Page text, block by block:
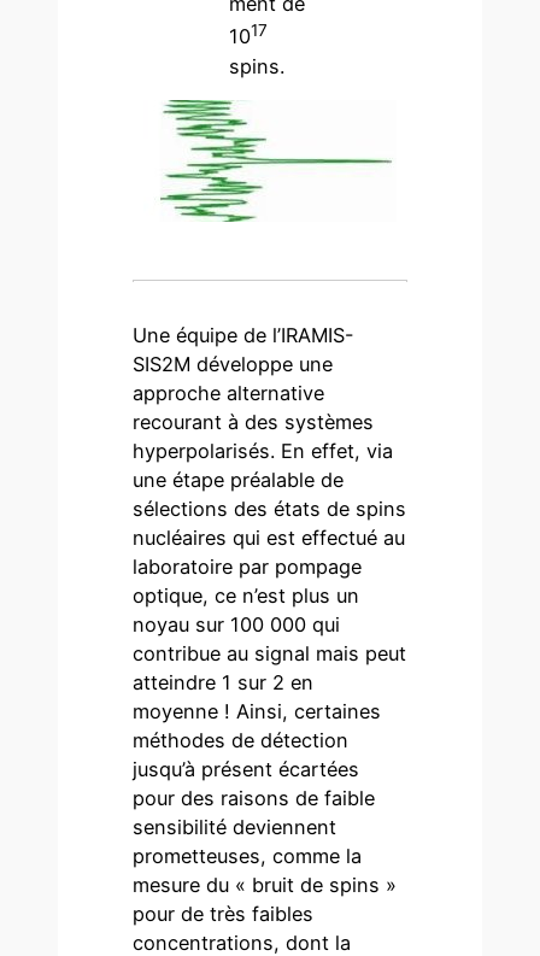
1017
spins.
Une équipe de l’IRAMIS-
SIS2M développe une
approche alternative
recourant à des systèmes
hyperpolarisés. En effet, via
une étape préalable de
sélections des états de spins
nucléaires qui est effectué au
laboratoire par pompage
optique, ce n’est plus un
noyau sur 100 000 qui
contribue au signal mais peut
atteindre 1 sur 2 en
moyenne ! Ainsi, certaines
méthodes de détection
jusqu’à présent écartées
pour des raisons de faible
sensibilité deviennent
prometteuses, comme la
mesure du « bruit de spins »
pour de très faibles
concentrations, dont la